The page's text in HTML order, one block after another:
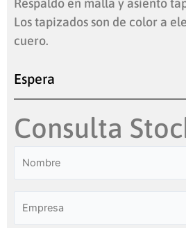
Respaldo en malla y asiento
Los tapizados son de color a
cuero.
Espera
Consulta